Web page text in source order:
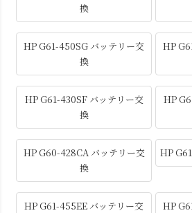
換
HP G61-450SG バッテリー交
換
HP
HP G61-430SF バッテリー交
換
HP
HP G60-428CA バッテリー交
換
HP
HP G61-455EE バッテリー交
HP